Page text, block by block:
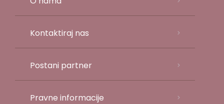
Kontaktiraj nas
Postani partner
Pravne informacije